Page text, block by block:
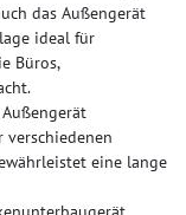
das Außengerät
ideal für
Büros,
Außengerät
verschiedenen
eine lange